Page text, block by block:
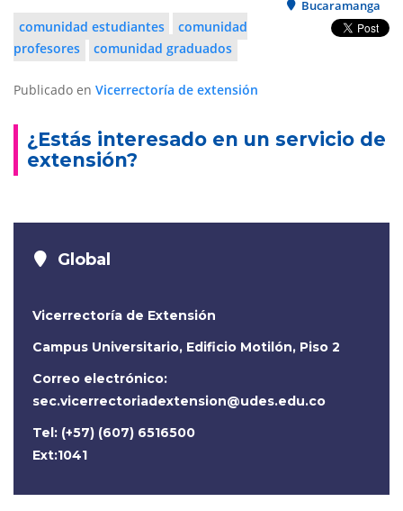
Bucaramanga
comunidad estudiantes
comunidad
profesores
comunidad graduados
Publicado en Vicerrectoría de extensión
¿Estás interesado en un servicio de
extensión?
Global
Vicerrectoría de Extensión
Campus Universitario, Edificio Motilón, Piso 2
Correo electrónico:
sec.vicerrectoriadextension@udes.edu.co
Tel: (+57) (607) 6516500
Ext:1041